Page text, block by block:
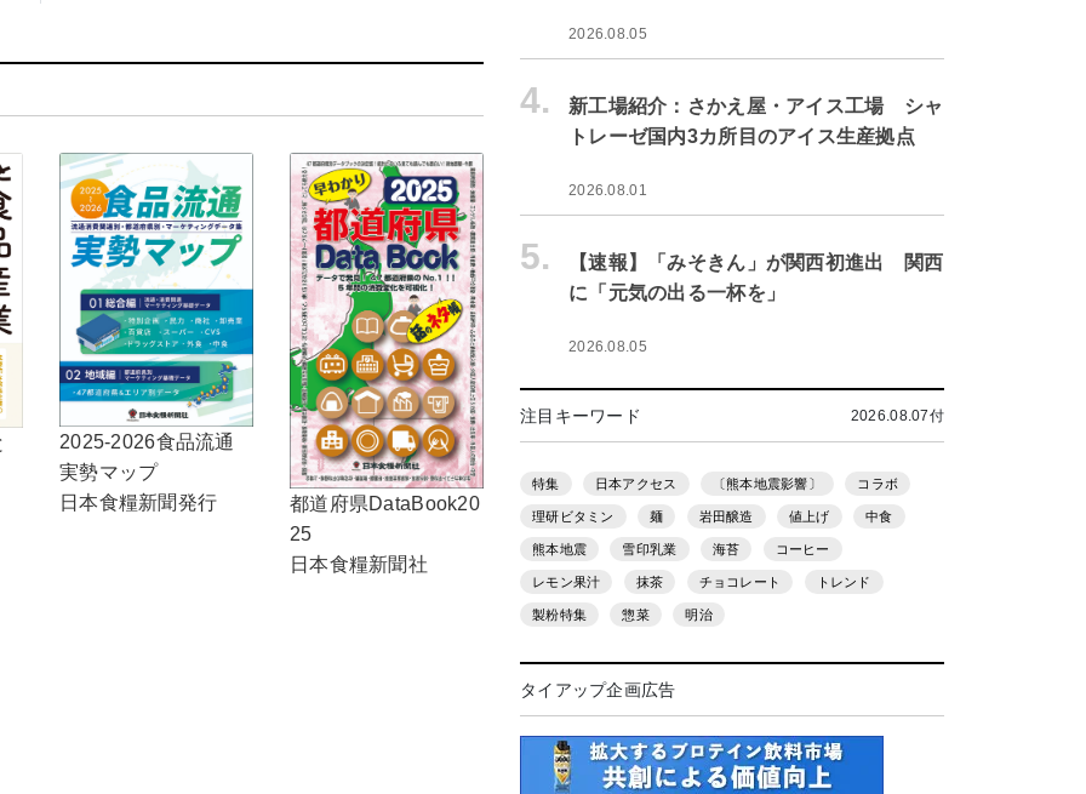
2025-2026食品流通
実勢マップ
日本食糧新聞発行
都道府県DataBook20
25
日本食糧新聞社
2026.08.05
4.
新工場紹介：さかえ屋・アイス工場 シャ
トレーゼ国内3カ所目のアイス生産拠点
2026.08.01
5.
【速報】「みそきん」が関西初進出 関西
に「元気の出る一杯を」
2026.08.05
注目キーワード 2026.08.07付
特集 日本アクセス 〔熊本地震影響〕 コラボ
理研ビタミン 麺 岩田醸造 値上げ 中食
熊本地震 雪印乳業 海苔 コーヒー
レモン果汁 抹茶 チョコレート トレンド
製粉特集 惣菜 明治
タイアップ企画広告